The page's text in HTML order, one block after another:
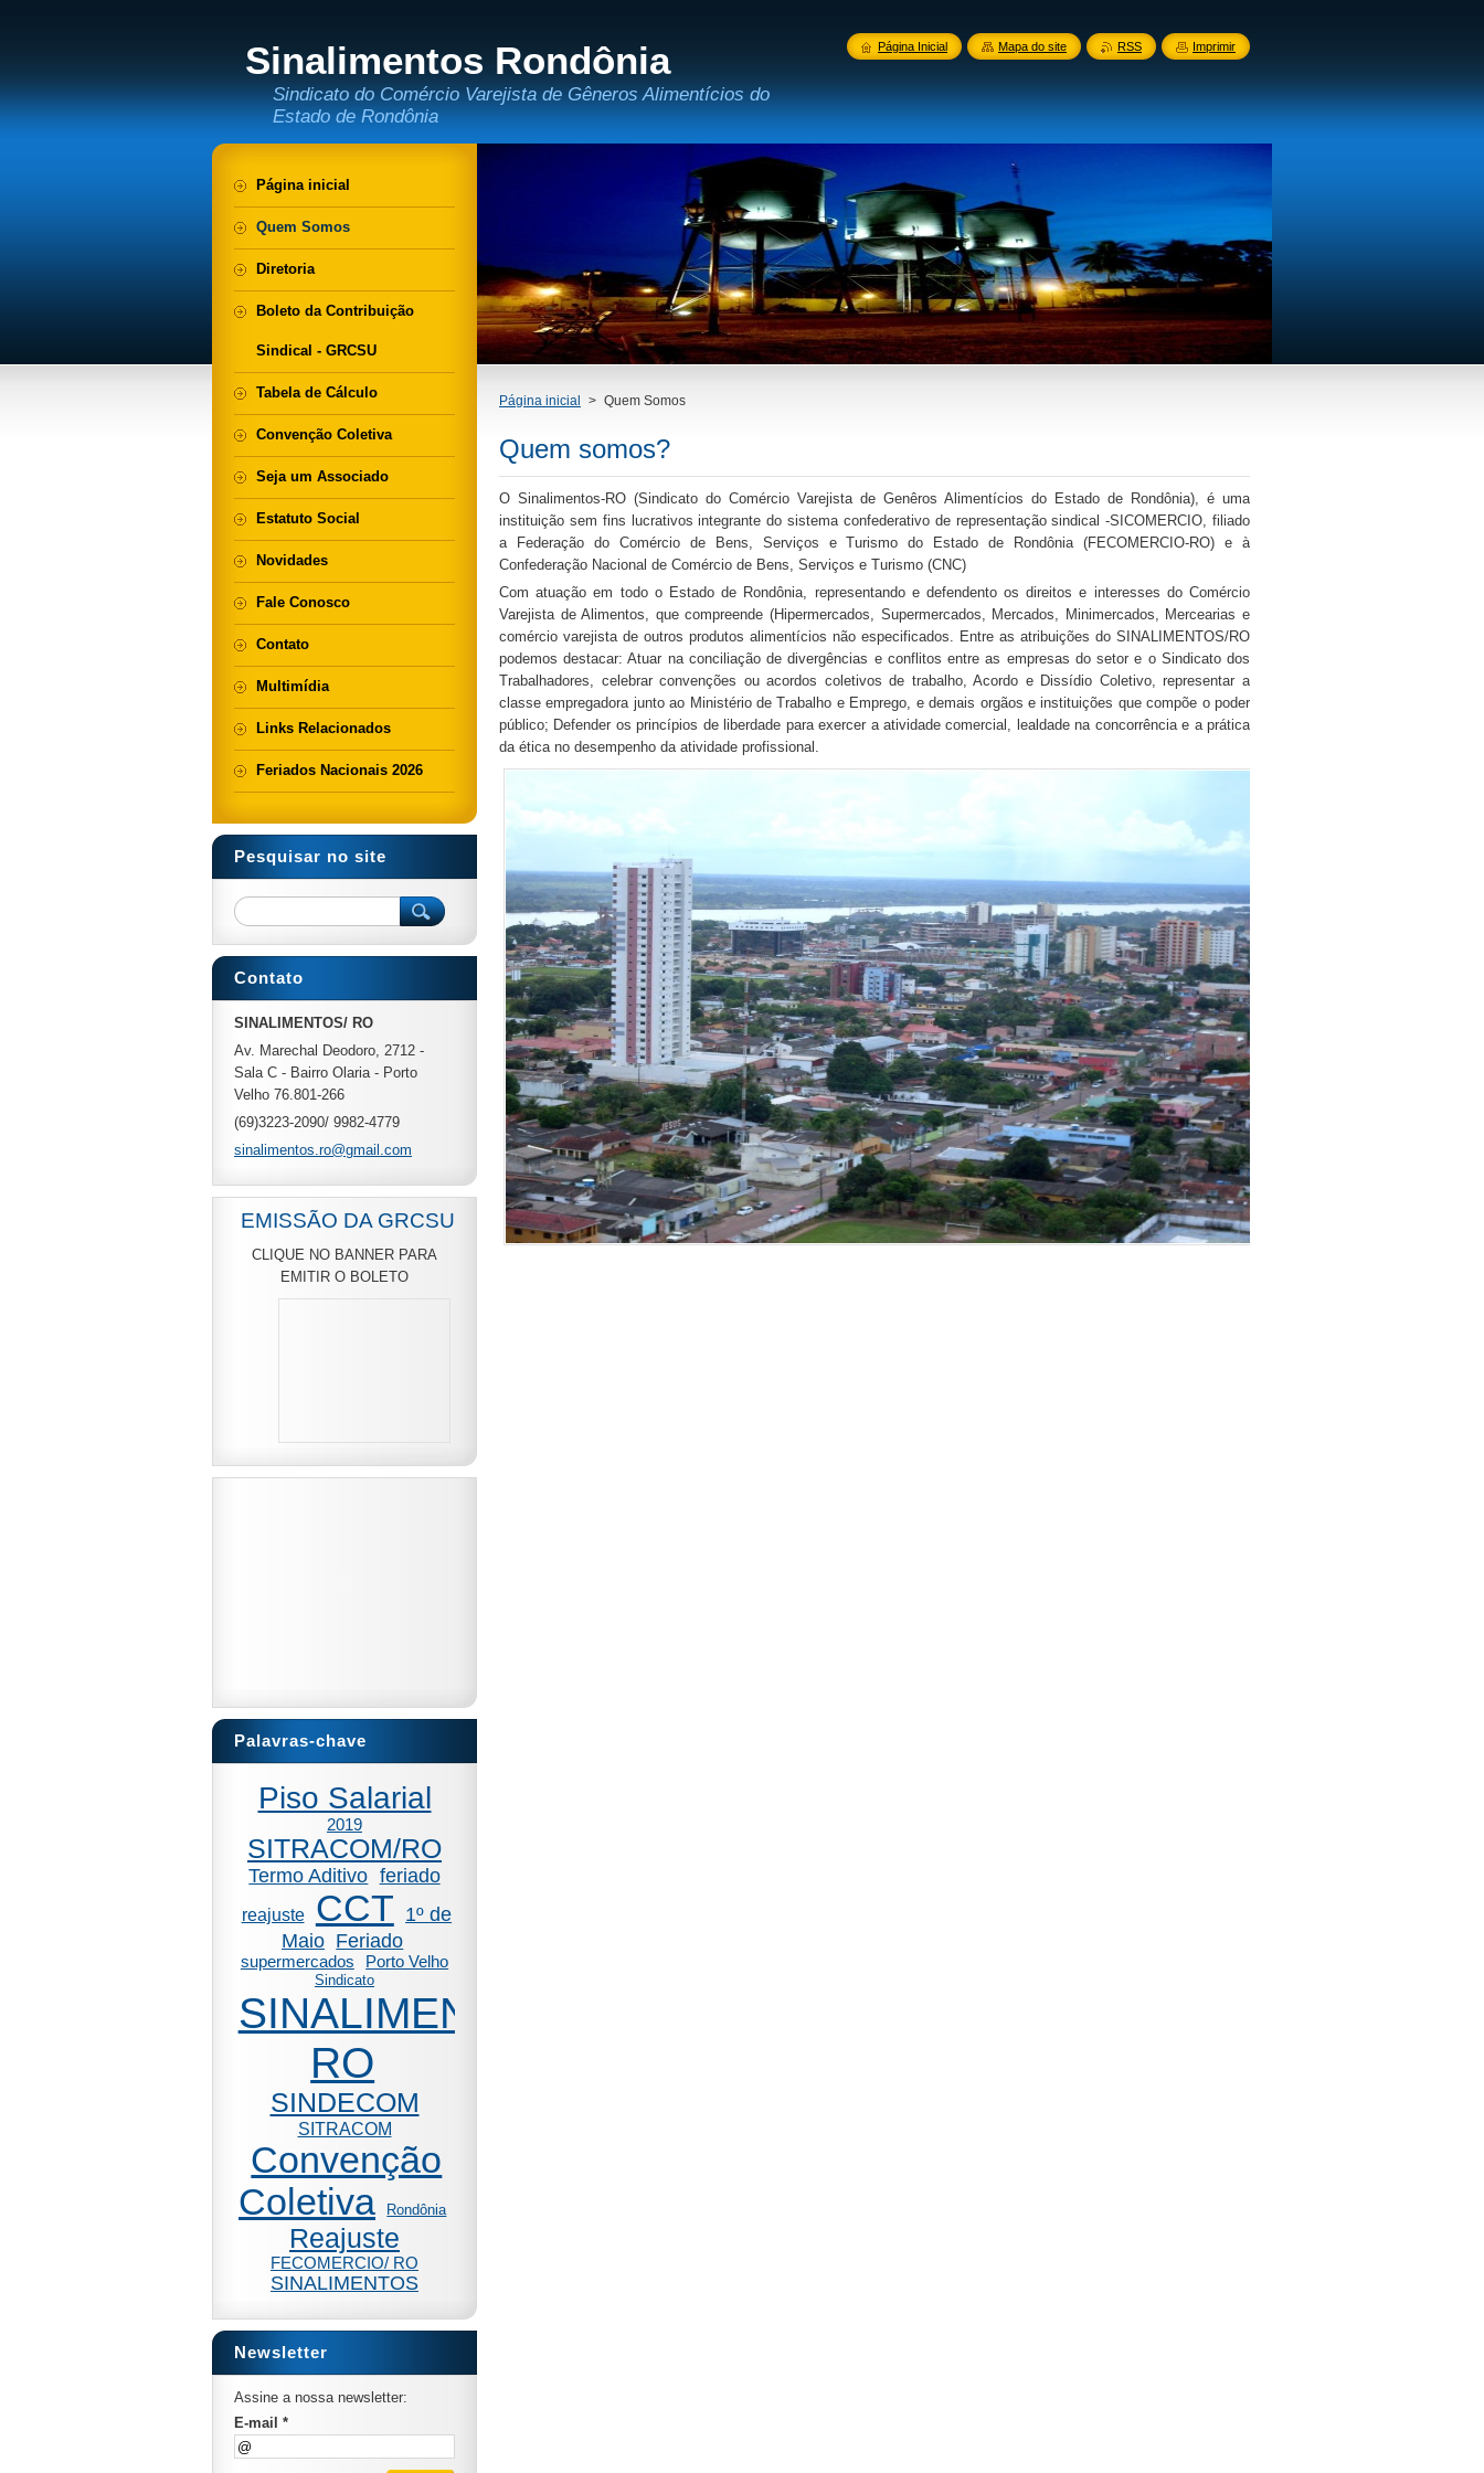
Sinalimentos Rondônia
Sindicato do Comércio Varejista de Gêneros Alimentícios do
Estado de Rondônia
Página inicial > Quem Somos
Quem somos?
O Sinalimentos-RO (Sindicato do Comércio Varejista de Genêros Alimentícios do Estado de Rondônia), é uma
instituição sem fins lucrativos integrante do sistema confederativo de representação sindical -SICOMERCIO, filiado
a Federação do Comércio de Bens, Serviços e Turismo do Estado de Rondônia (FECOMERCIO-RO) e à
Confederação Nacional de Comércio de Bens, Serviços e Turismo (CNC)
Com atuação em todo o Estado de Rondônia, representando e defendento os direitos e interesses do Comércio
Varejista de Alimentos, que compreende (Hipermercados, Supermercados, Mercados, Minimercados, Mercearias e
comércio varejista de outros produtos alimentícios não especificados. Entre as atribuições do SINALIMENTOS/RO
podemos destacar: Atuar na conciliação de divergências e conflitos entre as empresas do setor e o Sindicato dos
Trabalhadores, celebrar convenções ou acordos coletivos de trabalho, Acordo e Dissídio Coletivo, representar a
classe empregadora junto ao Ministério de Trabalho e Emprego, e demais orgãos e instituições que compõe o poder
público; Defender os princípios de liberdade para exercer a atividade comercial, lealdade na concorrência e a prática
da ética no desempenho da atividade profissional.
Página inicial
Quem Somos
Diretoria
Boleto da Contribuição
Sindical - GRCSU
Tabela de Cálculo
Convenção Coletiva
Seja um Associado
Estatuto Social
Novidades
Fale Conosco
Contato
Multimídia
Links Relacionados
Feriados Nacionais 2026
Pesquisar no site
Contato
SINALIMENTOS/ RO
Av. Marechal Deodoro, 2712 -
Sala C - Bairro Olaria - Porto
Velho 76.801-266
(69)3223-2090/ 9982-4779
sinalimentos.ro@gmail.com
EMISSÃO DA GRCSU
CLIQUE NO BANNER PARA
EMITIR O BOLETO
Palavras-chave
Piso Salarial
2019
SITRACOM/RO
Termo Aditivo feriado
reajuste CCT 1º de
Maio Feriado
supermercados Porto Velho
Sindicato
SINALIMENTOS/
RO
SINDECOM
SITRACOM
Convenção
Coletiva
Rondônia
Reajuste
FECOMERCIO/ RO
SINALIMENTOS
Newsletter
Assine a nossa newsletter:
E-mail *
Página Inicial Mapa do site RSS Imprimir